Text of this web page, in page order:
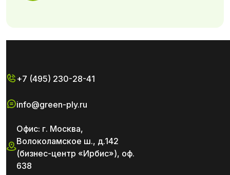
+7 (495) 230-28-41
info@green-ply.ru
Офис: г. Москва,
Волоколамское ш., д.142
(бизнес-центр «Ирбис»), оф.
638